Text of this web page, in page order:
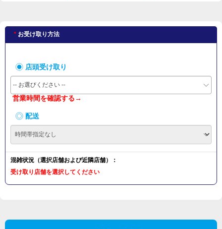
お受け取り方法
店頭受け取り
-- お選びください --
営業時間を確認する→
配送
混雑状況（選択店舗および近隣店舗）：
受け取り店舗を選択してください